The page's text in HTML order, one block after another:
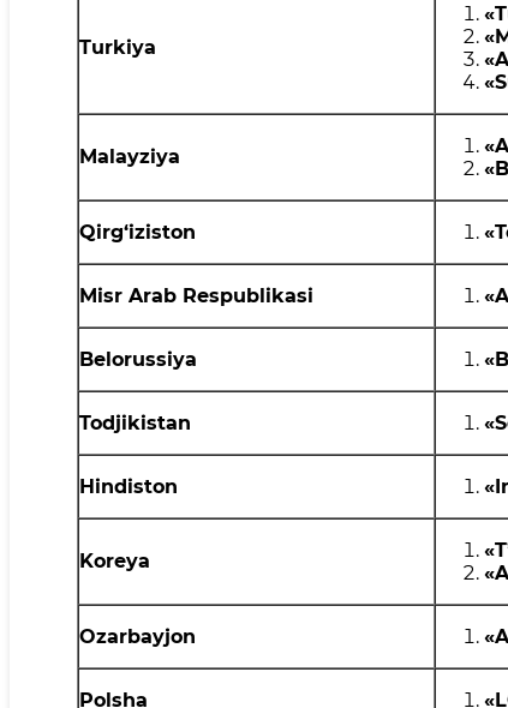
Turkiya
«
«
«
Malayziya
«
Qirg‘iziston
Misr Arab Respublikasi
Belorussiya «
Todjikistan «
Hindiston
Koreya
Ozarbayjon
Polsha